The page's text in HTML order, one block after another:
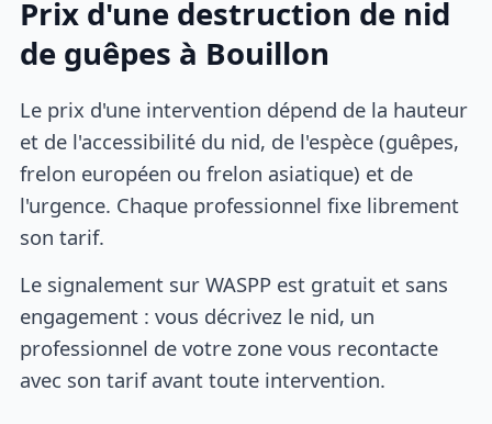
Prix d'une destruction de nid
de guêpes à Bouillon
Le prix d'une intervention dépend de la hauteur
et de l'accessibilité du nid, de l'espèce (guêpes,
frelon européen ou frelon asiatique) et de
l'urgence. Chaque professionnel fixe librement
son tarif.
Le signalement sur WASPP est gratuit et sans
engagement : vous décrivez le nid, un
professionnel de votre zone vous recontacte
avec son tarif avant toute intervention.